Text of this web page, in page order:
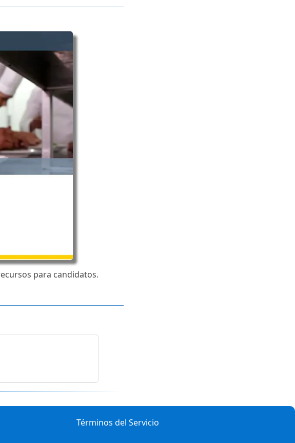
para candidatos.
Términos del Servicio